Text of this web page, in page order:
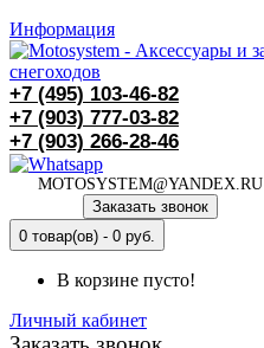
Информация
+7 (495) 103-46-82
+7 (903) 777-03-82
+7 (903) 266-28-46
MOTOSYSTEM@YANDEX.RU
Заказать звонок
0 товар(ов) - 0 руб.
В корзине пусто!
Личный кабинет